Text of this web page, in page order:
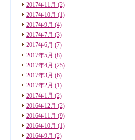
2017年11月 (2)
2017年10月 (1)
2017年9月 (4)
2017年7月 (3)
2017年6月 (7)
2017年5月 (8)
2017年4月 (25)
2017年3月 (6)
2017年2月 (1)
2017年1月 (2)
2016年12月 (2)
2016年11月 (9)
2016年10月 (1)
2016年9月 (2)